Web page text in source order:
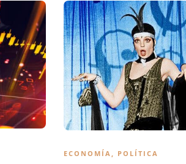
ECONOMÍA, POLÍTICA